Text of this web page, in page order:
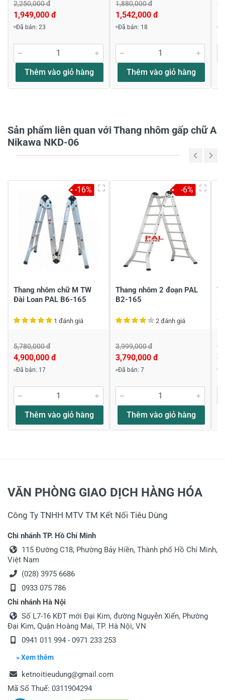
Viết nhận xét về sản phẩm
Đánh giá sao
Tiêu đề của nhận xét *
2,250,000 đ
1,949,000 đ
Đã bán: 23
Thêm vào giỏ hàng
1,880,000 đ
1,542,000 đ
Đã bán: 18
Thêm vào giỏ hàng
Sản phẩm liên quan với Thang nhôm gấp chữ A
Nikawa NKD-06
Thang nhôm chữ M TW
Đài Loan PAL B6-165
1 đánh giá
5,780,000 đ
4,900,000 đ
Đã bán: 17
Thêm vào giỏ hàng
-16%
Thang nhôm 2 đoạn PAL
B2-165
2 đánh giá
3,999,000 đ
3,790,000 đ
Đã bán: 7
Thêm vào giỏ hàng
-6%
VĂN PHÒNG GIAO DỊCH HÀNG HÓA
Công Ty TNHH MTV TM Kết Nối Tiêu Dùng
Chi nhánh TP. Hồ Chí Minh
115 Đường C18, Phường Bảy Hiền, Thành phố Hồ Chí Minh,
Việt Nam
(028) 3975 6686
0933 075 786
Chi nhánh Hà Nội
Số L7-16 KĐT mới Đại Kim, đường Nguyễn Xiển, Phường
Đại Kim, Quận Hoàng Mai, TP. Hà Nội, VN
0941 011 994 - 0971 233 253
» Xem thêm
ketnoitieudung@gmail.com
Mã Số Thuế: 0311904294